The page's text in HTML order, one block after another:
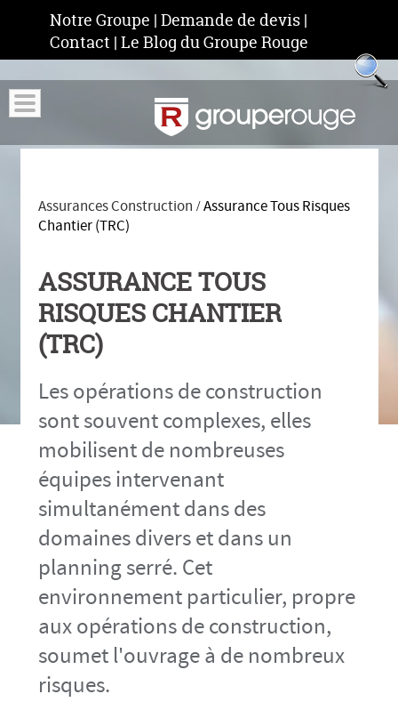
Notre Groupe | Demande de devis |
Contact | Le Blog du Groupe Rouge
Assurances Construction /Assurance Tous Risques
Chantier (TRC)
ASSURANCE TOUS
RISQUES CHANTIER
(TRC)
Les opérations de construction
sont souvent complexes, elles
mobilisent de nombreuses
équipes intervenant
simultanément dans des
domaines divers et dans un
planning serré. Cet
environnement particulier, propre
aux opérations de construction,
soumet l'ouvrage à de nombreux
risques.